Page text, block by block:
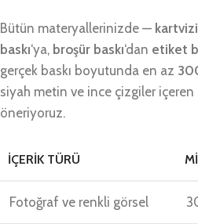
Bütün materyallerinizde —
baskı‘ya, broşür baskı‘dan etiket
gerçek baskı boyutunda en az
siyah metin ve ince çizgiler
öneriyoruz.
İÇERIK TÜRÜ
Fotoğraf ve renkli görsel